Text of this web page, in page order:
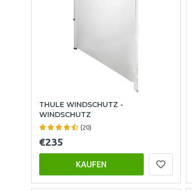
THULE WINDSCHUTZ -
WINDSCHUTZ
(20)
€235
KAUFEN